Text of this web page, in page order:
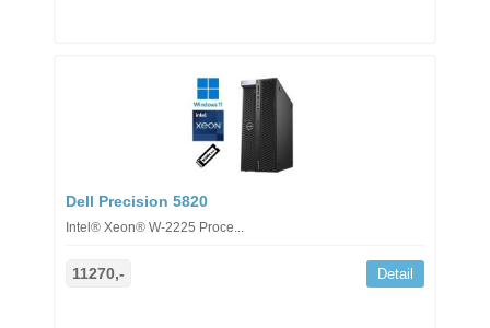
Dell Precision 5820
Intel® Xeon® W-2225 Proce...
11270,- Detail